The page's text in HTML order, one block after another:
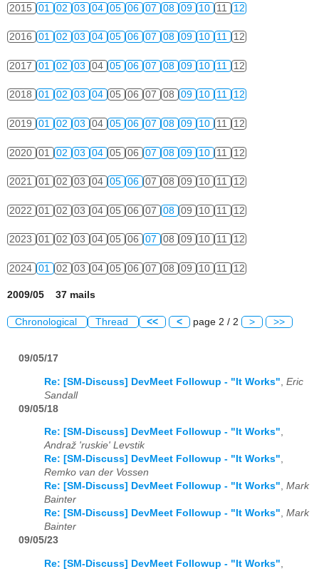
2015 01 02 03 04 05 06 07 08 09 10 11 12
2016 01 02 03 04 05 06 07 08 09 10 11 12
2017 01 02 03 04 05 06 07 08 09 10 11 12
2018 01 02 03 04 05 06 07 08 09 10 11 12
2019 01 02 03 04 05 06 07 08 09 10 11 12
2020 01 02 03 04 05 06 07 08 09 10 11 12
2021 01 02 03 04 05 06 07 08 09 10 11 12
2022 01 02 03 04 05 06 07 08 09 10 11 12
2023 01 02 03 04 05 06 07 08 09 10 11 12
2024 01 02 03 04 05 06 07 08 09 10 11 12
2009/05 37 mails
Chronological Thread << < page 2 / 2 > >>
09/05/17
Re: [SM-Discuss] DevMeet Followup - "It Works" Eric
Sandall
09/05/18
Re: [SM-Discuss] DevMeet Followup - "It Works",
Andraž 'ruskie' Levstik
Re: [SM-Discuss] DevMeet Followup - "It Works",
Remko van der Vossen
Re: [SM-Discuss] DevMeet Followup - "It Works", Mark
Bainter
Re: [SM-Discuss] DevMeet Followup - "It Works", Mark
Bainter
09/05/23
Re: [SM-Discuss] DevMeet Followup - "It Works"